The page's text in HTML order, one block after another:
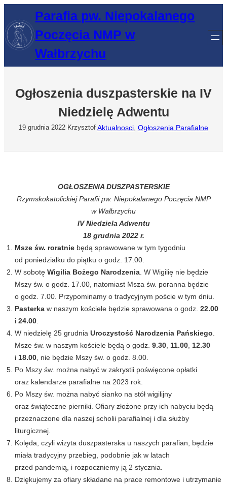
treści
Parafia pw. Niepokalanego
Poczęcia NMP w
Wałbrzychu
Ogłoszenia duszpasterskie na IV
Niedzielę Adwentu
19 grudnia 2022 Krzysztof Aktualnosci, Ogłoszenia Parafialne
OGŁOSZENIA DUSZPASTERSKIE
Rzymskokatolickiej Parafii pw. Niepokalanego Poczęcia NMP
w Wałbrzychu
IV Niedziela Adwentu
18 grudnia 2022 r.
Msze św. roratnie będą sprawowane w tym tygodniu
od poniedziałku do piątku o godz. 17.00.
W sobotęWigilia Bożego Narodzenia . W Wigilię nie będzie
Mszy św. o godz. 17.00, natomiast Msza św. poranna będzie
o godz. 7.00. Przypominamy o tradycyjnym poście w tym dniu.
Pasterka w naszym kościele będzie sprawowana o godz.22.00
i24.00
W niedzielę 25 grudniaUroczystość Narodzenia Pańskiego
Msze św. w naszym kościele będą o godz.9.30 11.00 12.30
i 18.00 , nie będzie Mszy św. o godz. 8.00.
Po Mszy św. można nabyć w zakrystii poświęcone opłatki
oraz kalendarze parafialne na 2023 rok.
Po Mszy św. można nabyć sianko na stół wigilijny
oraz świąteczne pierniki. Ofiary złożone przy ich nabyciu będą
przeznaczone dla naszej scholii parafialnej i dla służby
liturgicznej.
Kolęda, czyli wizyta duszpasterska u naszych parafian, będzie
miała tradycyjny przebieg, podobnie jak w latach
przed pandemią, i rozpoczniemy ją 2 stycznia.
Dziękujemy za ofiary składane na prace remontowe i utrzymanie